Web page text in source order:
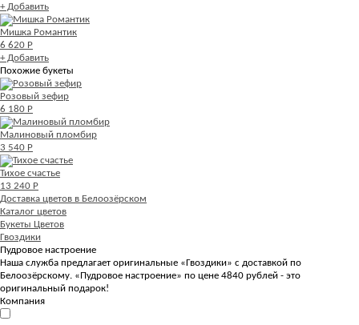
+ Добавить
Мишка Романтик
6 620 Р
+ Добавить
Похожие букеты
Розовый зефир
6 180 Р
Малиновый пломбир
3 540 Р
Тихое счастье
13 240 Р
Доставка цветов в Белоозёрском
Каталог цветов
Букеты Цветов
Гвоздики
Пудровое настроение
Наша служба предлагает оригинальные «Гвоздики» с доставкой по
Белоозёрскому. «Пудровое настроение» по цене 4840 рублей - это
оригинальный подарок!
Компания